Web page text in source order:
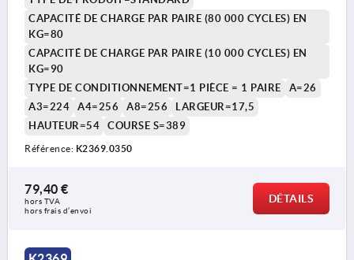
CAPACITÉ DE CHARGE PAR PAIRE (80 000 CYCLES) EN
KG=80
CAPACITÉ DE CHARGE PAR PAIRE (10 000 CYCLES) EN
KG=90
TYPE DE CONDITIONNEMENT=1 PIÈCE = 1 PAIRE
A=26
A3=224
A4=256 A8=256
LARGEUR=17,5
HAUTEUR=54
COURSE S=389
Référence: K2369.0350
79,40 €
hors TVA
hors frais d’envoi
DÉTAILS